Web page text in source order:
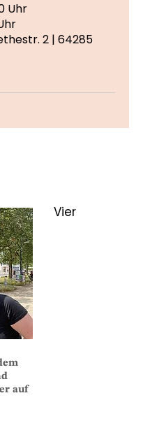
Uhr
2 | 64285
auf
Vier